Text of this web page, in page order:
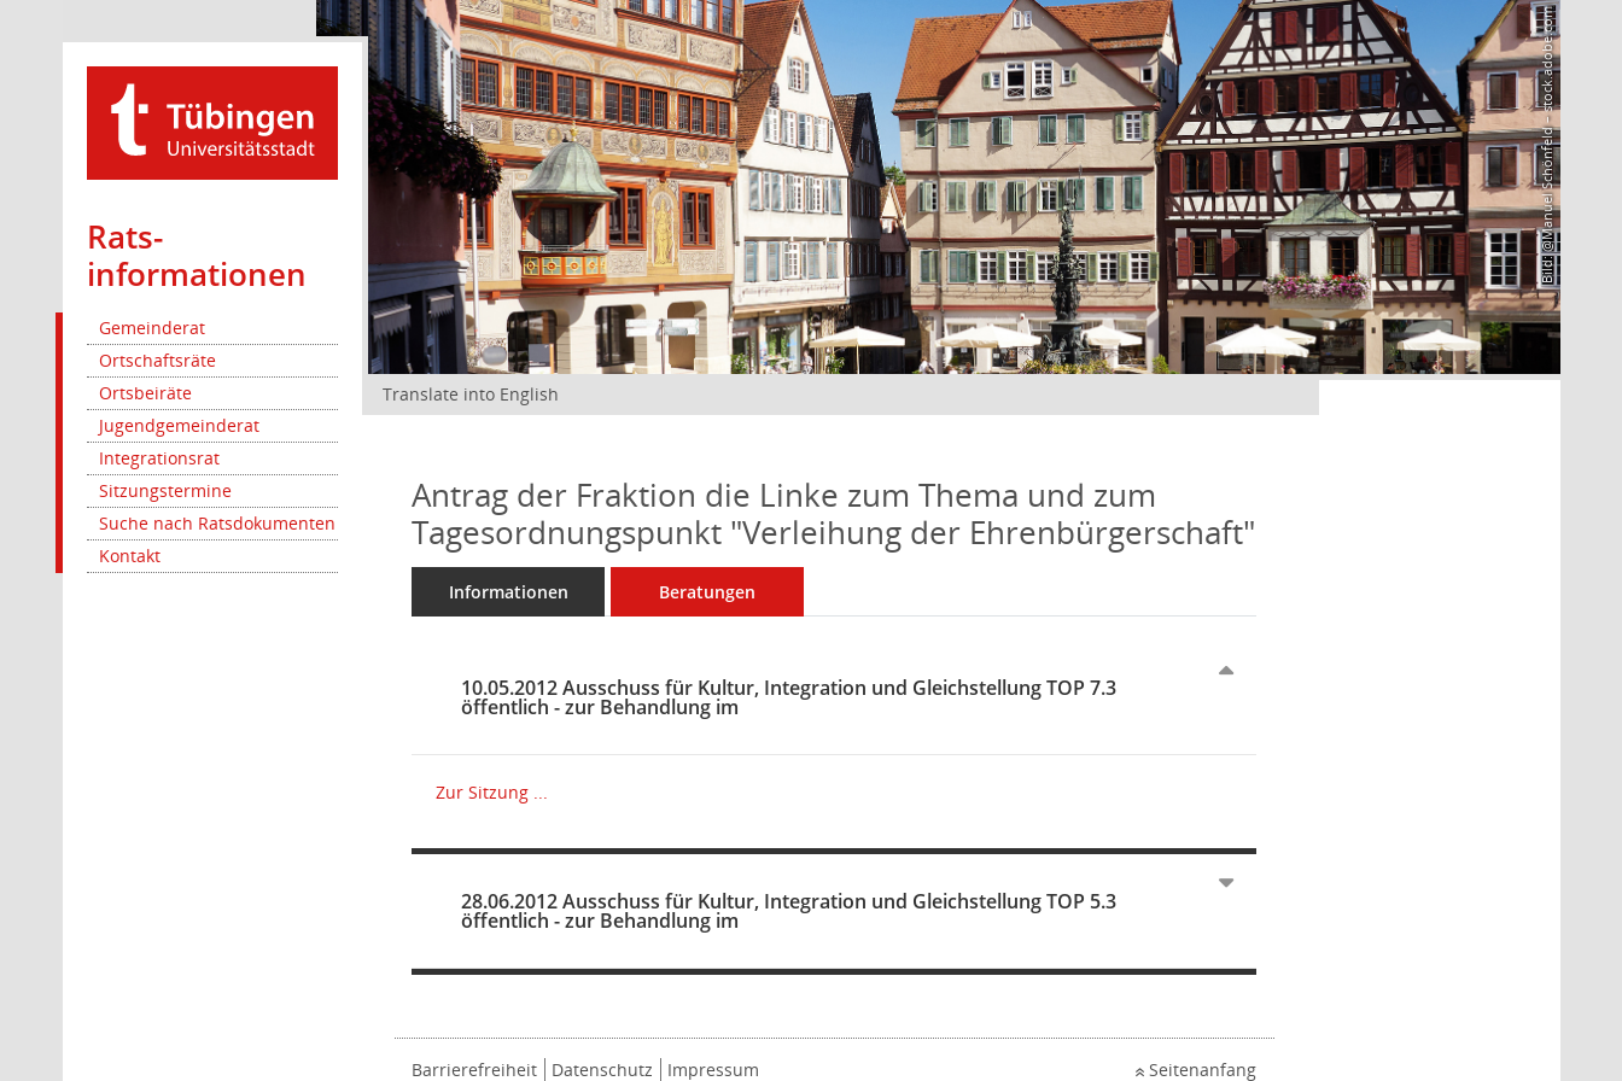
Rats­
informationen
Gemeinderat
Ortschaftsräte
Ortsbeiräte
Jugendgemeinderat
Integrationsrat
Sitzungstermine
Suche nach Ratsdokumenten
Kontakt
Bild: @Manuel Schönfeld – stock.adobe.com
Translate into English
Antrag der Fraktion die Linke zum Thema und zum
Tagesordnungspunkt "Verleihung der Ehrenbürgerschaft"
Informationen Beratungen
10.05.2012 Ausschuss für Kultur, Integration und Gleichstellung TOP 7.3
öffentlich - zur Behandlung im
Zur Sitzung ...
28.06.2012 Ausschuss für Kultur, Integration und Gleichstellung TOP 5.3
öffentlich - zur Behandlung im
Barrierefreiheit Datenschutz Impressum Seitenanfang